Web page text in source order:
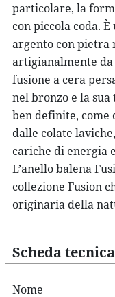
particolare, la
con piccola coda. È
argento con pietra
artigianalmente da
fusione a cera
nel bronzo e la
ben definite,
dalle colate
cariche di energia
L’anello balena
collezione Fusion
originaria della
Scheda tecnica
Nome